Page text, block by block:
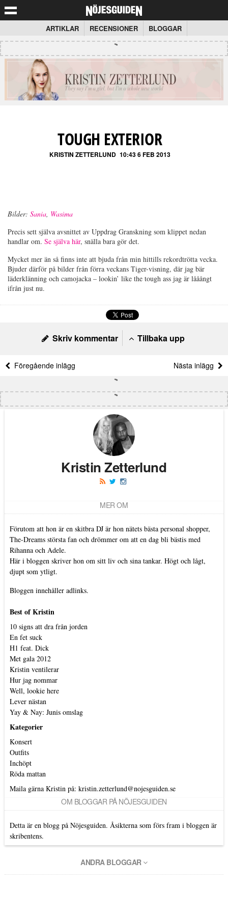
ARTIKLAR RECENSIONER BLOGGAR
TOUGH EXTERIOR
KRISTIN ZETTERLUND 10:43 6 FEB 2013
Bilder: Sania, Wasima
Precis sett själva avsnittet av Uppdrag Granskning som klippet nedan
handlar om. Se själva här, snälla bara gör det.
Mycket mer än så finns inte att bjuda från min hittills rekordtrötta vecka.
Bjuder därför på bilder från förra veckans Tiger-visning, där jag bär
läderklänning och camojacka – lookin’ like the tough ass jag är lååångt
ifrån just nu.
Skriv kommentar Tillbaka upp
Föregående inlägg Nästa inlägg
Kristin Zetterlund
MER OM
Förutom att hon är en skitbra DJ är hon nätets bästa personal shopper,
The-Dreams största fan och drömmer om att en dag bli bästis med
Rihanna och Adele.
Här i bloggen skriver hon om sitt liv och sina tankar. Högt och lågt,
djupt som ytligt.
Bloggen innehåller adlinks.
Best of Kristin
10 signs att dra från jorden
En fet suck
H1 feat. Dick
Met gala 2012
Kristin ventilerar
Hur jag nommar
Well, lookie here
Lever nästan
Yay & Nay: Junis omslag
Kategorier
Konsert
Outfits
Inchöpt
Röda mattan
Maila gärna Kristin på: kristin.zetterlund@nojesguiden.se
OM BLOGGAR PÅ NÖJESGUIDEN
Detta är en blogg på Nöjesguiden. Åsikterna som förs fram i bloggen är
skribentens.
ANDRA BLOGGAR